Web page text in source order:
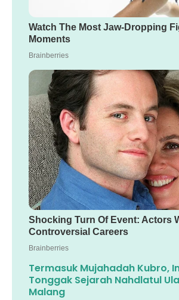
Termasuk Mujahadah Kubro,
Tonggak Sejarah Nahdlatul
Malang